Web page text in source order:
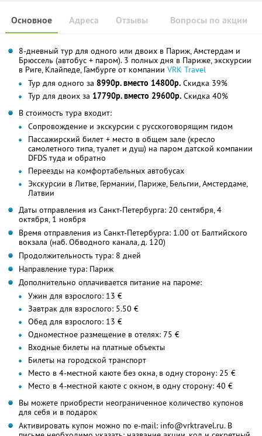
Основное Отзывы Вопросы по акции
Адреса
8-дневный тур для одного или двоих в Париж, Амстердам и
Брюссель (автобус + паром). 3 полных дня в Париже, экскурсии
в Риге, Клайпеде, Гамбурге от компании VRK Travel
Тур для одного за 8990р. вместо 14800р. Скидка 39%
Тур для двоих за 17790р. вместо 29600р. Скидка 40%
В стоимость тура входит:
Сопровождение и экскурсии с русскоговорящим гидом
Пассажирский билет + место в общем зале (кресло
самолетного типа, туалет и душ) на паром датской компании
DFDS туда и обратно
Переезды на комфортабельных автобусах
Экскурсии в Литве, Германии, Париже, Бельгии, Амстердаме,
Латвии
Даты отправления из Санкт-Петербурга: 20 сентября, 4
октября, 1 ноября
Время отправления из Санкт-Петербурга: 1.00 от Балтийского
вокзала (наб. Обводного канала, д. 120)
Продолжительность тура: 8 дней
Направление тура: Париж
Дополнительно оплачивается питание на пароме:
Ужин для взрослого: 13 €
Завтрак для взрослого: 5.50 €
Обед для взрослого: 13 €
Одноместное размещение в отелях: 75 €
Входные билеты на платные объекты
Билеты на городской транспорт
Место в 4-местной каюте без окна, в одну сторону: 25 €
Место в 4-местной каюте с окном, в одну сторону: 40 €
Вы можете приобрести неограниченное количество купонов
для себя и в подарок
Активировать купон можно по e-mail: info@vrktravel.ru. В